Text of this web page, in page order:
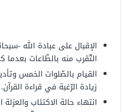
الإقبال على عبادة الله -
التّقرب منه بالطّاعات
القيام بالصّلوات الخمس
زيادة الرّغبة في قراءة القرآن.
انتهاء حالة الاكتئاب